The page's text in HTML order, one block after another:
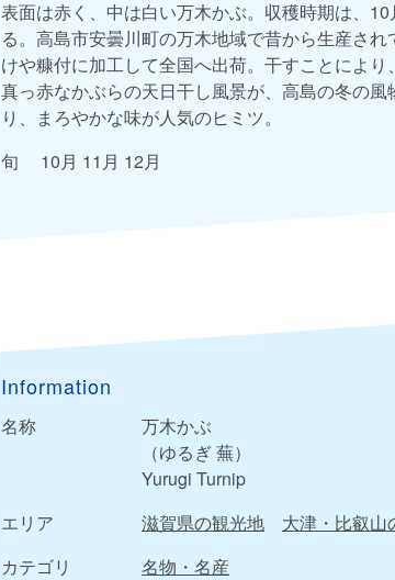
表面は赤く、中は白い万木かぶ。収穫時期は、
る。高島市安曇川町の万木地域で昔から生産さ
けや糠付に加工して全国へ出荷。干すことによ
真っ赤なかぶらの天日干し風景が、高島の冬の
り、まろやかな味が人気のヒミツ。
旬 10月 11月 12月
Information
名称
万木かぶ
（ゆるぎ 蕪）
Yurugi Turnip
エリア
滋賀県の観光地
大津・比叡山
カテゴリ
名物・名産